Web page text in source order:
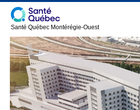
Santé Québec Montérégie-Ouest
Hôpital de
Vaudreuil-
Soulanges
Presentation
News
Construction updates
Contact
Français